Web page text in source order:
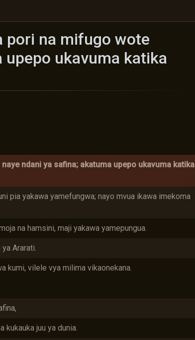
pori na mifugo wote
ukavuma katika
ndani ya safina; akatuma upepo ukavuma katika
pia yakawa yamefungwa; nayo mvua ikawa imekoma
na hamsini, maji yakawa yamepungua.
Ararati.
kumi, vilele vya milima vikaonekana.
kukauka juu ya dunia.